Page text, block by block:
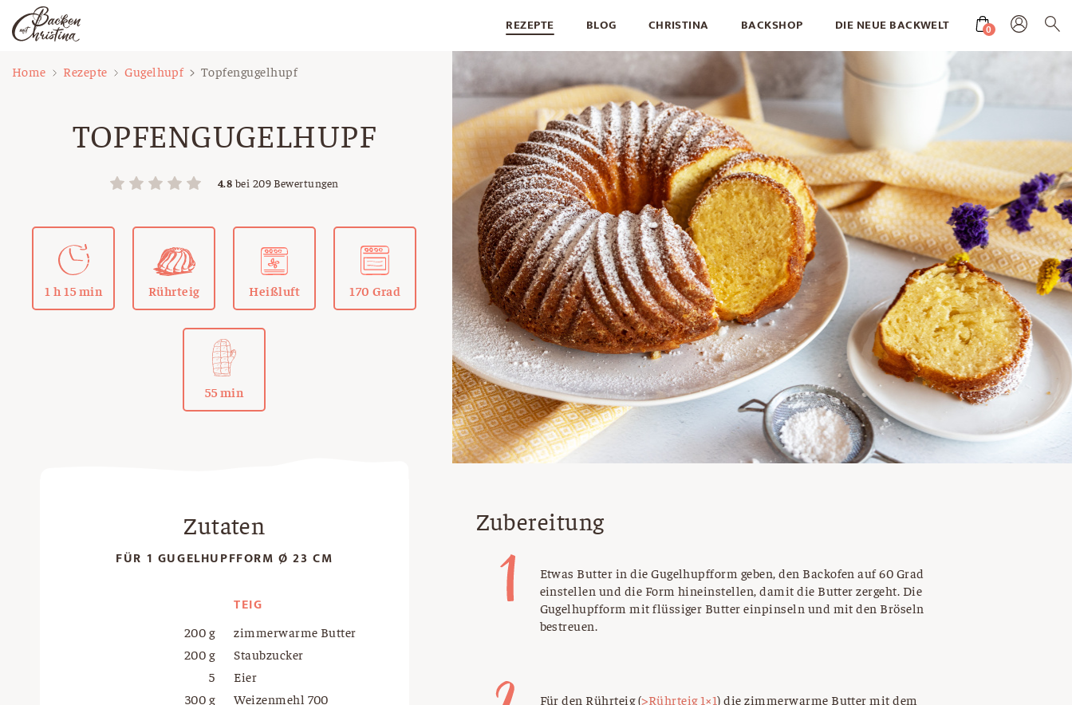
Inhalt
REZEPTE BLOG CHRISTINA BACKSHOP DIE NEUE BACKWELT 0
Home Rezepte Gugelhupf Topfengugelhupf
TOPFENGUGELHUPF
4.8 bei 209Bewertungen
1 h 15 min Rührteig Heißluft 170 Grad
55 min
Zutaten
FÜR 1 GUGELHUPFFORM Ø 23 CM
TEIG
200 g
zimmerwarme Butter
200 g
Staubzucker
5
Eier
300 g
Weizenmehl 700
Zubereitung
Etwas Butter in die Gugelhupfform geben, den Backofen auf 60 Grad
einstellen und die Form hineinstellen, damit die Butter zergeht. Die
Gugelhupfform mit flüssiger Butter einpinseln und mit den Bröseln
bestreuen.
Für den Rührteig (>Rührteig 1×1) die zimmerwarme Butter mit dem